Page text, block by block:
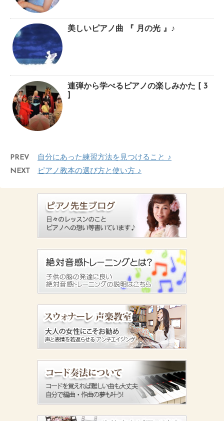
美しいピアノ曲 『 月の光 』♪
連弾から学べるピアノの楽しみかた [ 3
]
PREV
自分にあった練習方法を見つけること ♪
NEXT
ピアノ教本の選び方と使い方 ♪